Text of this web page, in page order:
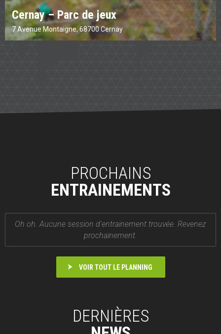
Cernay – Parc de jeux
7 Avenue Montaigne, 68700 Cernay
PROCHAINS
ENTRAINEMENTS
Oh oh. Aucune session d'entrainement trouvée. Revenez
prochainement.
VOIR TOUT LE PLANNING
DERNIÈRES